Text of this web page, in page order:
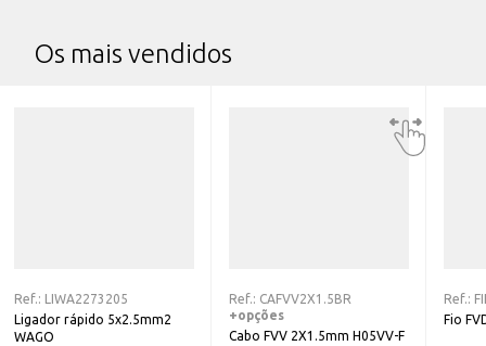
Os mais vendidos
Ref.:
LIWA2273205
Ligador rápido 5x2.5mm2
WAGO
Ref.: CAFVV2X1.5BR
+opções
Cabo FVV 2X1.5mm H05VV-F
Ref.:
Fio